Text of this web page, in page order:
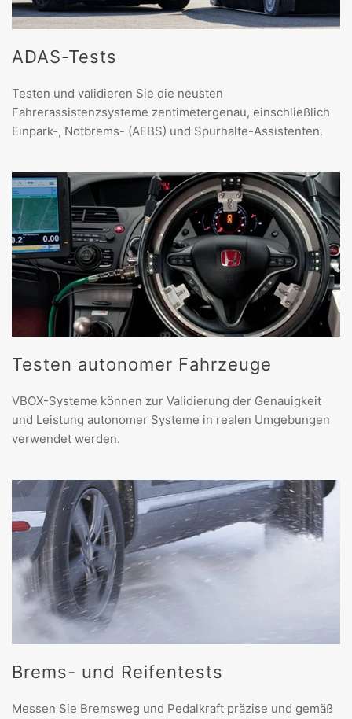
ADAS-Tests
Testen und validieren Sie die neusten
Fahrerassistenzsysteme zentimetergenau, einschließlich
Einpark-, Notbrems- (AEBS) und Spurhalte-Assistenten.
Testen autonomer Fahrzeuge
VBOX-Systeme können zur Validierung der Genauigkeit
und Leistung autonomer Systeme in realen Umgebungen
verwendet werden.
Brems- und Reifentests
Messen Sie Bremsweg und Pedalkraft präzise und gemäß